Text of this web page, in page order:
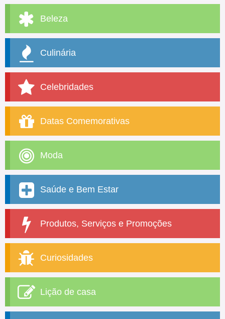
Beleza
Culinária
Celebridades
Datas Comemorativas
Moda
Saúde e Bem Estar
Produtos, Serviços e Promoções
Curiosidades
Lição de casa